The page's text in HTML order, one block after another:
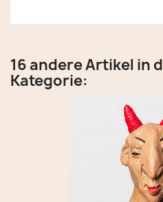
16 andere Artikel in
Kategorie: